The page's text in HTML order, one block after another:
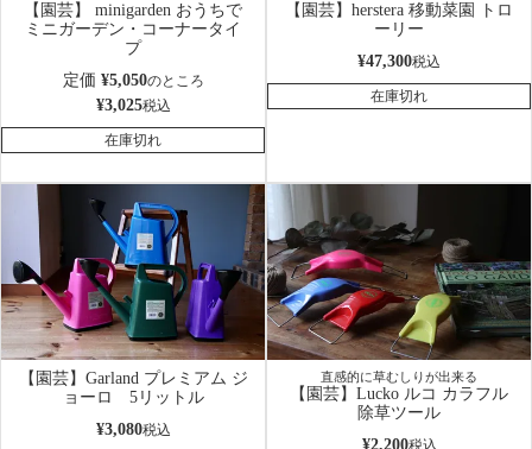
【園芸】 minigarden おうちで
ミニガーデン・コーナータイ
プ
定価 ¥5,050のところ
¥3,025税込
在庫切れ
【園芸】herstera 移動菜園 トロ
ーリー
¥47,300税込
在庫切れ
【園芸】Garland プレミアム ジ
ョーロ 5リットル
¥3,080税込
直感的に草むしりが出来る
【園芸】Lucko ルコ カラフル
除草ツール
¥2,200